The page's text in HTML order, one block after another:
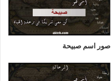
صور اسم صبيحة